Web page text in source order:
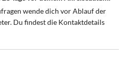
wende dich vor Ablauf der
Du findest die Kontaktdetails